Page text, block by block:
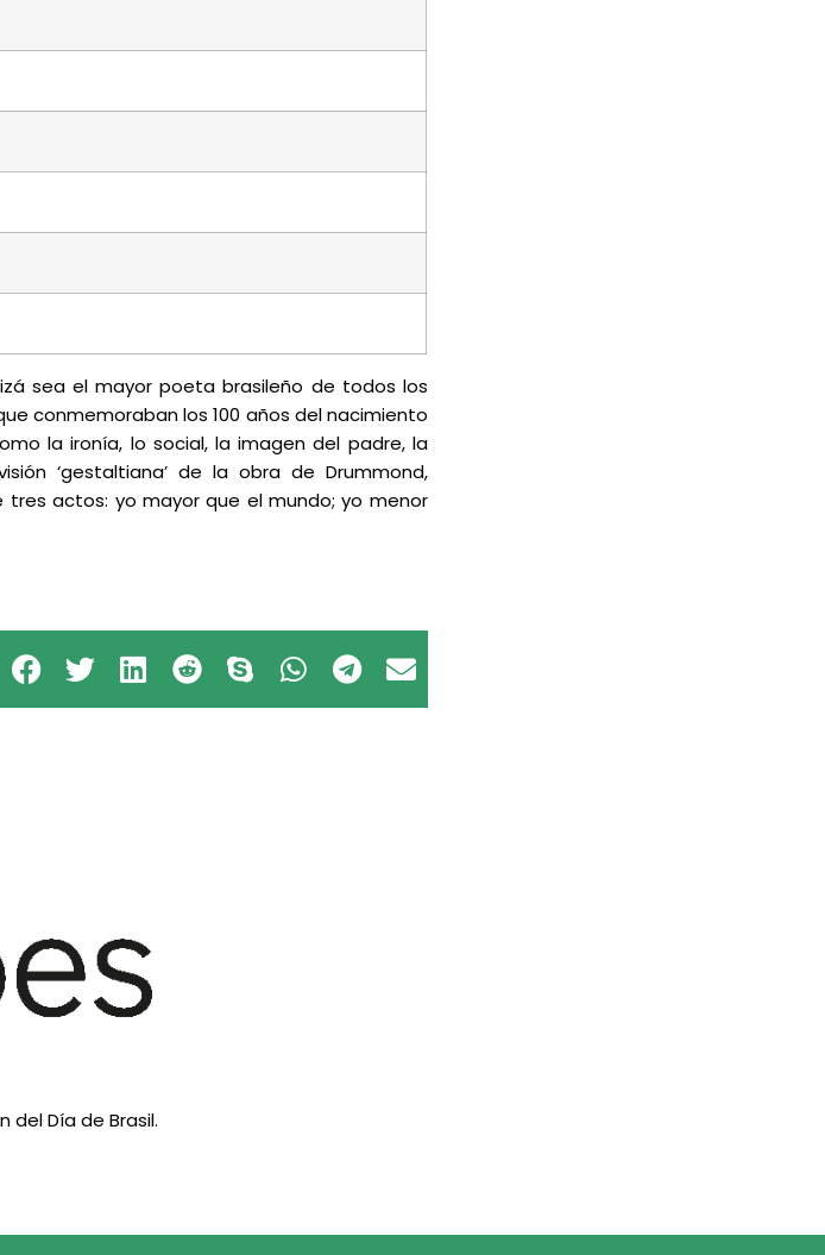
sea el mayor poeta brasileño de todos los
conmemoraban los 100 años del nacimiento
la ironía, lo social, la imagen del padre, la
‘gestaltiana’ de la obra de Drummond,
tres actos: yo mayor que el mundo; yo menor
del Día de Brasil.
de Brasil